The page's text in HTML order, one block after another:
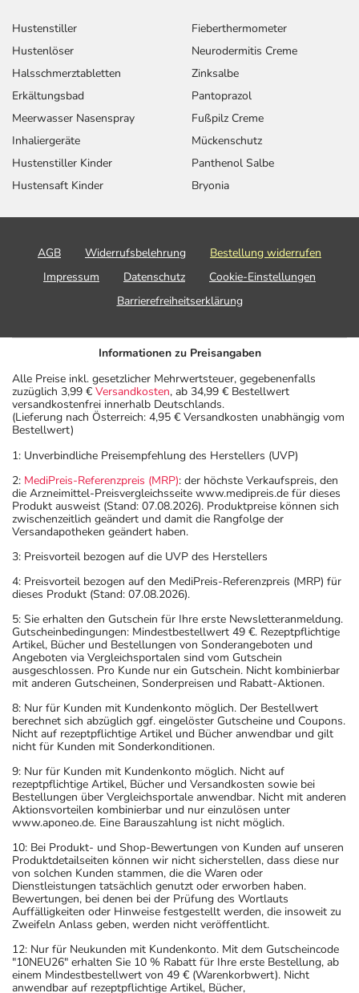
Hustenstiller
Hustenlöser
Halsschmerztabletten
Erkältungsbad
Meerwasser Nasenspray
Inhaliergeräte
Hustenstiller Kinder
Hustensaft Kinder
Fieberthermometer
Neurodermitis Creme
Zinksalbe
Pantoprazol
Fußpilz Creme
Mückenschutz
Panthenol Salbe
Bryonia
AGB Widerrufsbelehrung
Bestellung widerrufen
Impressum
Datenschutz
Cookie-Einstellungen
Barrierefreiheitserklärung
Informationen zu Preisangaben
Alle Preise inkl. gesetzlicher Mehrwertsteuer, gegebenenfalls
zuzüglich 3,99 € Versandkosten, ab 34,99 € Bestellwert
versandkostenfrei innerhalb Deutschlands.
(Lieferung nach Österreich: 4,95 € Versandkosten unabhängig vom
Bestellwert)
1: Unverbindliche Preisempfehlung des Herstellers (UVP)
2: MediPreis-Referenzpreis (MRP): der höchste Verkaufspreis, den
die Arzneimittel-Preisvergleichsseite www.medipreis.de für dieses
Produkt ausweist (Stand: 07.08.2026). Produktpreise können sich
zwischenzeitlich geändert und damit die Rangfolge der
Versandapotheken geändert haben.
3: Preisvorteil bezogen auf die UVP des Herstellers
4: Preisvorteil bezogen auf den MediPreis-Referenzpreis (MRP) für
dieses Produkt (Stand: 07.08.2026).
5: Sie erhalten den Gutschein für Ihre erste Newsletteranmeldung.
Gutscheinbedingungen: Mindestbestellwert 49 €. Rezeptpflichtige
Artikel, Bücher und Bestellungen von Sonderangeboten und
Angeboten via Vergleichsportalen sind vom Gutschein
ausgeschlossen. Pro Kunde nur ein Gutschein. Nicht kombinierbar
mit anderen Gutscheinen, Sonderpreisen und Rabatt-Aktionen.
8: Nur für Kunden mit Kundenkonto möglich. Der Bestellwert
berechnet sich abzüglich ggf. eingelöster Gutscheine und Coupons.
Nicht auf rezeptpflichtige Artikel und Bücher anwendbar und gilt
nicht für Kunden mit Sonderkonditionen.
9: Nur für Kunden mit Kundenkonto möglich. Nicht auf
rezeptpflichtige Artikel, Bücher und Versandkosten sowie bei
Bestellungen über Vergleichsportale anwendbar. Nicht mit anderen
Aktionsvorteilen kombinierbar und nur einzulösen unter
www.aponeo.de. Eine Barauszahlung ist nicht möglich.
10: Bei Produkt- und Shop-Bewertungen von Kunden auf unseren
Produktdetailseiten können wir nicht sicherstellen, dass diese nur
von solchen Kunden stammen, die die Waren oder
Dienstleistungen tatsächlich genutzt oder erworben haben.
Bewertungen, bei denen bei der Prüfung des Wortlauts
Auffälligkeiten oder Hinweise festgestellt werden, die insoweit zu
Zweifeln Anlass geben, werden nicht veröffentlicht.
12: Nur für Neukunden mit Kundenkonto. Mit dem Gutscheincode
"10NEU26" erhalten Sie 10 % Rabatt für Ihre erste Bestellung, ab
einem Mindestbestellwert von 49 € (Warenkorbwert). Nicht
anwendbar auf rezeptpflichtige Artikel, Bücher,